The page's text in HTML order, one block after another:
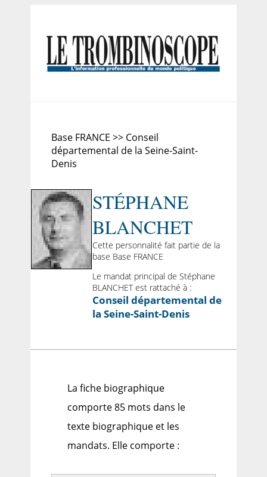
Base FRANCE >> Conseil
départemental de la Seine-Saint-
Denis
STÉPHANE
BLANCHET
Cette personnalité fait partie de la
base Base FRANCE
Le mandat principal de Stéphane
BLANCHET est rattaché à :
Conseil départemental de
la Seine-Saint-Denis
La fiche biographique
comporte 85 mots dans le
texte biographique et les
mandats. Elle comporte :